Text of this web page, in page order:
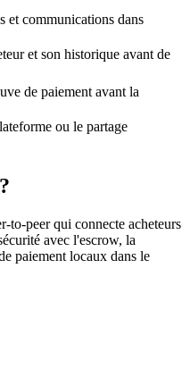
et communications dans
et son historique avant de
de paiement avant la
ou le partage
to-peer qui connecte acheteurs
avec l'escrow, la
paiement locaux dans le